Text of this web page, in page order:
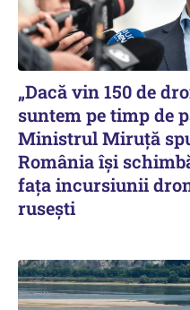
„Dacă vin 150 de
suntem pe timp de
Ministrul Miruţă
România își
fața incursiunii
rusești